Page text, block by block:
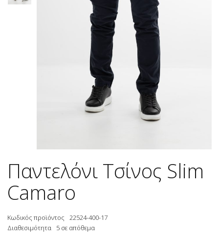
Παντελόνι Τσίνος Slim
Camaro
Κωδικός προϊόντος
22524-400-17
Διαθεσιμότητα
5 σε απόθεμα